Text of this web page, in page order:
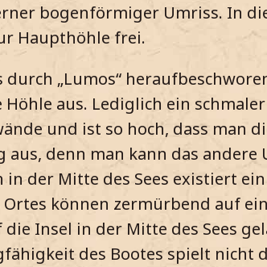
bogenförmiger Umriss. In
Haupthöhle frei.
„Lumos“
aus. Lediglich ein schmaler
und ist so hoch, dass man
aus, denn man kann das andere
in der Mitte des Sees existiert ein
können zermürbend auf
Insel in der Mitte des Sees
des Bootes spielt nicht